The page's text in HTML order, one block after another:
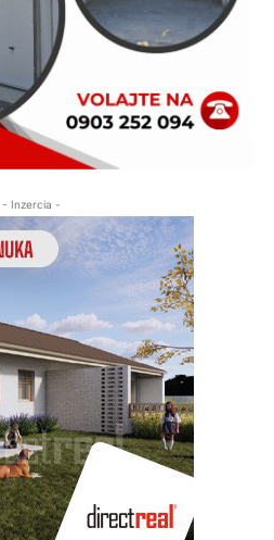
- Inzercia -